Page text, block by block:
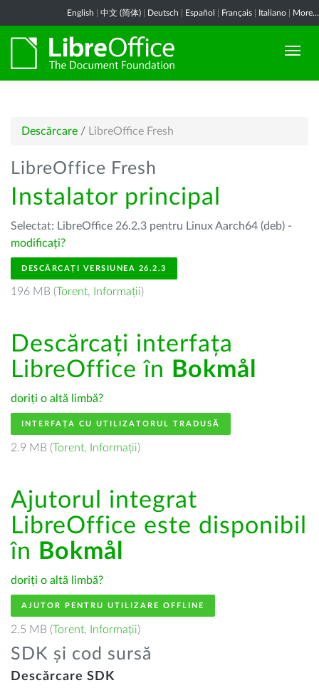
English 中文 (简体) Deutsch Español Français Italiano More...
Descărcare / LibreOffice Fresh
LibreOffice Fresh
Instalator principal
Selectat: LibreOffice 26.2.3 pentru Linux Aarch64 (deb) -
modificați?
DESCĂRCAȚI VERSIUNEA 26.2.3
196 MB (Torent, Informații)
Descărcați interfața
LibreOffice în Bokmål
doriți o altă limbă?
INTERFAȚA CU UTILIZATORUL TRADUSĂ
2.9 MB (Torent, Informații)
Ajutorul integrat
LibreOffice este disponibil
în Bokmål
doriți o altă limbă?
AJUTOR PENTRU UTILIZARE OFFLINE
2.5 MB (Torent, Informații)
SDK și cod sursă
Descărcare SDK